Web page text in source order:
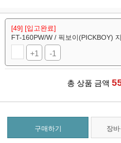
[49] [입고완료]
FT-160PW/W / 픽보이(PICKBOY)
+1 -1
총 상품 금액
구매하기 장